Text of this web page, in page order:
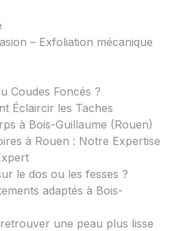
– Exfoliation mécanique
Coudes Foncés ?
Éclaircir les Taches
à Bois-Guillaume (Rouen)
à Rouen : Notre Expertise
le dos ou les fesses ?
adaptés à Bois-
une peau plus lisse